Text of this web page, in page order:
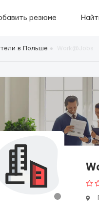
резюме
в Польше